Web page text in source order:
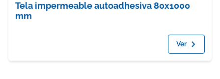
Tela impermeable autoadhesiva 80x1000
mm
Ver